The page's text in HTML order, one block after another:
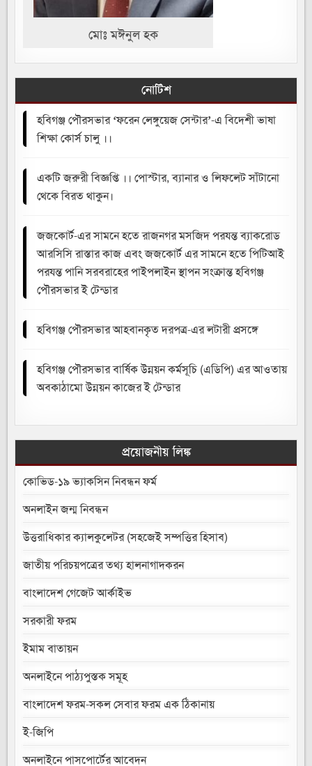
মোঃ মঈনুল হক
নোটিশ
হবিগঞ্জ পৌরসভার ‘ফরেন লেঙ্গুয়েজ সেন্টার’-এ বিদেশী ভাষা
শিক্ষা কোর্স চালু ।।
একটি জরুরী বিজ্ঞপ্তি ।। পোস্টার, ব্যানার ও লিফলেট সাঁটানো
থেকে বিরত থাকুন।
জজকোর্ট-এর সামনে হতে রাজনগর মসজিদ পরযন্ত ব্যাকরোড
আরসিসি রাস্তার কাজ এবং জজকোর্ট এর সামনে হতে পিটিআই
পরযন্ত পানি সরবরাহের পাইপলাইন স্থাপন সংক্রান্ত হবিগঞ্জ
পৌরসভার ই টেন্ডার
হবিগঞ্জ পৌরসভার আহবানকৃত দরপত্র-এর লটারী প্রসঙ্গে
হবিগঞ্জ পৌরসভার বার্ষিক উন্নয়ন কর্মসূচি (এডিপি) এর আওতায়
অবকাঠামো উন্নয়ন কাজের ই টেন্ডার
প্রয়োজনীয় লিঙ্ক
কোভিড-১৯ ভ্যাকসিন নিবন্ধন ফর্ম
অনলাইন জন্ম নিবন্ধন
উত্তরাধিকার ক্যালকুলেটর (সহজেই সম্পত্তির হিসাব)
জাতীয় পরিচয়পত্রের তথ্য হালনাগাদকরন
বাংলাদেশ গেজেট আর্কাইভ
সরকারী ফরম
ইমাম বাতায়ন
অনলাইনে পাঠ্যপুস্তক সমূহ
বাংলাদেশ ফরম-সকল সেবার ফরম এক ঠিকানায়
ই-জিপি
অনলাইনে পাসপোর্টের আবেদন